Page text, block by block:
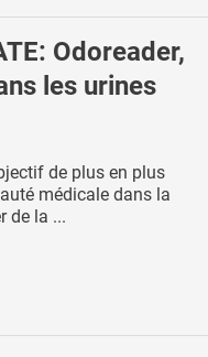
Odoreader,
les urines
de plus en plus
médicale dans la
de la ...